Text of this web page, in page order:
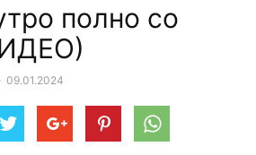
полно со
09.01.2024